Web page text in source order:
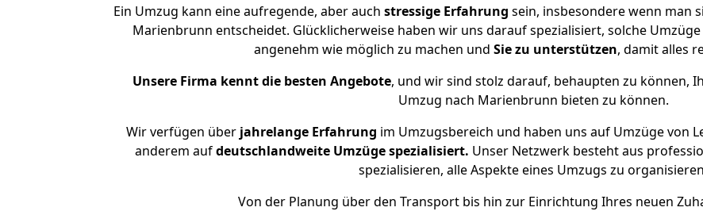
Ein Umzug kann eine aufregende, aber auch stressige Erfahrung sein, insbesondere wenn man
Marienbrunn entscheidet. Glücklicherweise haben wir uns darauf spezialisiert, solche
angenehm wie möglich zu machen und Sie zu unterstützen, damit alles
Unsere Firma kennt die besten Angebote, und wir sind stolz darauf, behaupten zu können,
Umzug nach Marienbrunn bieten zu können.
Wir verfügen überjahrelange Erfahrung im Umzugsbereich und haben uns auf Umzüge von
anderem aufdeutschlandweite Umzüge spezialisiert. Unser Netzwerk besteht aus
spezialisieren, alle Aspekte eines Umzugs zu
Von der Planung über den Transport bis hin zur Einrichtung Ihres neuen